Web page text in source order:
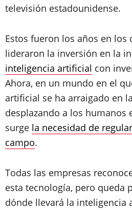
televisión estadounidense.
Estos fueron los años en los
lideraron la inversión en la
inteligencia artificial con
Ahora, en un mundo en el
artificial se ha arraigado en
desplazando a los humanos
surge la necesidad de
campo.
Todas las empresas
esta tecnología, pero queda
dónde llevará la inteligencia